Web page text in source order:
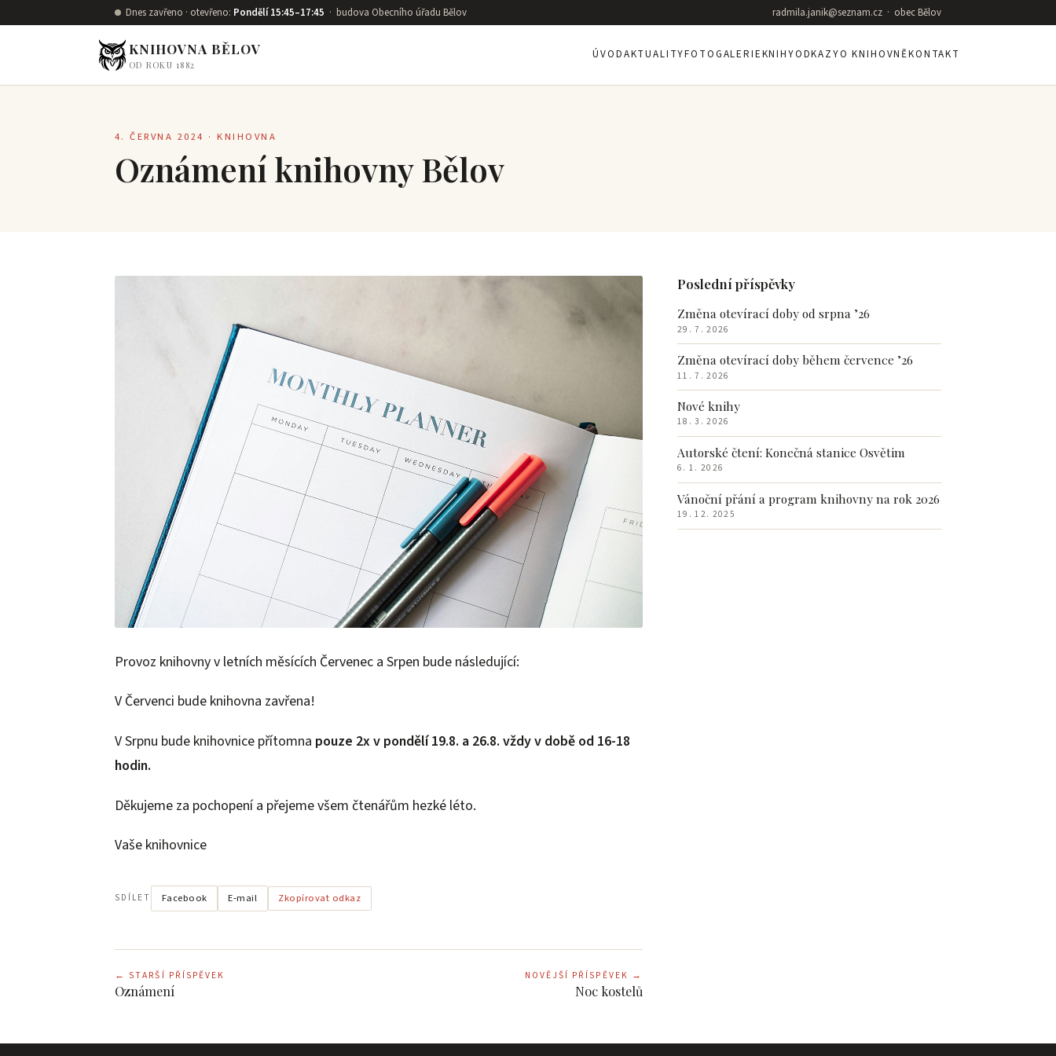
Dnes zavřeno · otevřeno: Pondělí 15:45–17:45 · budova Obecního úřadu Bělov radmila.janik@seznam.cz · obec Bělov
KNIHOVNA BĚLOV
OD ROKU 1882
ÚVODAKTUALITYFOTOGALERIEKNIHYODKAZYO KNIHOVNĚKONTAKT
4. ČERVNA 2024 · KNIHOVNA
Oznámení knihovny Bělov
Provoz knihovny v letních měsících Červenec a Srpen bude následující:
V Červenci bude knihovna zavřena!
V Srpnu bude knihovnice přítomna pouze 2x v pondělí 19.8. a 26.8. vždy v době od 16-18
hodin.
Děkujeme za pochopení a přejeme všem čtenářům hezké léto.
Vaše knihovnice
SDÍLET Facebook E‑mail Zkopírovat odkaz
← STARŠÍ PŘÍSPĚVEK
Oznámení
NOVĚJŠÍ PŘÍSPĚVEK →
Noc kostelů
Poslední příspěvky
Změna otevírací doby od srpna ’26
29. 7. 2026
Změna otevírací doby během července ’26
11. 7. 2026
Nové knihy
18. 3. 2026
Autorské čtení: Konečná stanice Osvětim
6. 1. 2026
Vánoční přání a program knihovny na rok 2026
19. 12. 2025